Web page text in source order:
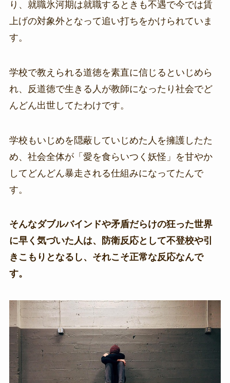
り、就職氷河期は就職するときも不遇で今では賃
上げの対象外となって追い打ちをかけられていま
す。
学校で教えられる道徳を素直に信じるといじめら
れ、反道徳で生きる人が教師になったり社会でど
んどん出世してたわけです。
学校もいじめを隠蔽していじめた人を擁護したた
め、社会全体が「愛を食らいつく妖怪」を甘やか
してどんどん暴走される仕組みになってたんで
す。
そんなダブルバインドや矛盾だらけの狂った世界
に早く気づいた人は、防衛反応として不登校や引
きこもりとなるし、それこそ正常な反応なんで
す。